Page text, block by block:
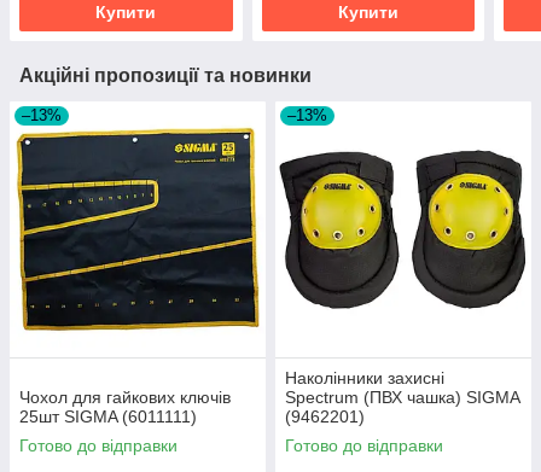
Купити Купити
Акційні пропозиції та новинки
–13%
Чохол для гайкових ключів
25шт SIGMA (6011111)
Готово до відправки
–13%
Наколінники захисні
Spectrum (ПВХ чашка) SIGMA
(9462201)
Готово до відправки